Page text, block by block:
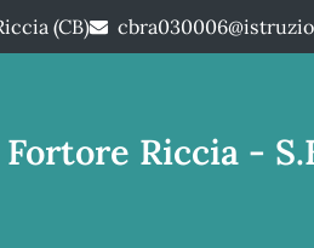
(CB)
Riccia -